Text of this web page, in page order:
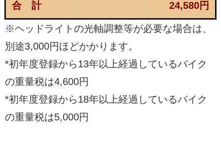
合 計 24,580円
※ヘッドライトの光軸調整等が必要な場合は、
別途3,000円ほどかかります。
*初年度登録から13年以上経過しているバイク
の重量税は4,600円
*初年度登録から18年以上経過しているバイク
の重量税は5,000円